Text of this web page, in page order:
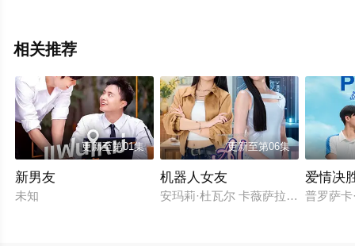
相关推荐
更新至第01集
新男友
未知
更新至第06集
机器人女友
安玛莉·杜瓦尔 卡薇萨拉·辛普洛
爱情决
普罗萨卡